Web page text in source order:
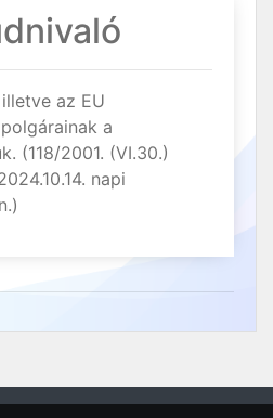
az EU
a
(118/2001. (VI.30.)
napi